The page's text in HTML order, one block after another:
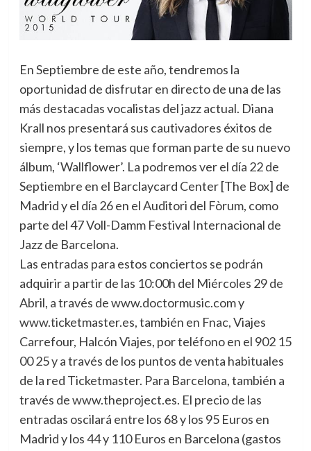
En Septiembre de este año, tendremos la
oportunidad de disfrutar en directo de una de las
más destacadas vocalistas del jazz actual. Diana
Krall nos presentará sus cautivadores éxitos de
siempre, y los temas que forman parte de su nuevo
álbum, ‘Wallflower’. La podremos ver el día 22 de
Septiembre en el Barclaycard Center [The Box] de
Madrid y el día 26 en el Auditori del Fòrum, como
parte del 47 Voll-Damm Festival Internacional de
Jazz de Barcelona.
Las entradas para estos conciertos se podrán
adquirir a partir de las 10:00h del Miércoles 29 de
Abril, a través de www.doctormusic.com y
www.ticketmaster.es, también en Fnac, Viajes
Carrefour, Halcón Viajes, por teléfono en el 902 15
00 25 y a través de los puntos de venta habituales
de la red Ticketmaster. Para Barcelona, también a
través de www.theproject.es. El precio de las
entradas oscilará entre los 68 y los 95 Euros en
Madrid y los 44 y 110 Euros en Barcelona (gastos